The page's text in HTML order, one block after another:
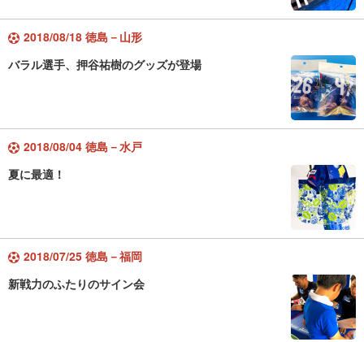
2018/08/18 徳島－山形
バラル選手、押谷祐樹のグッズが登場
2018/08/04 徳島－水戸
夏に最適！
2018/07/25 徳島－福岡
新戦力のふたりのサイン会